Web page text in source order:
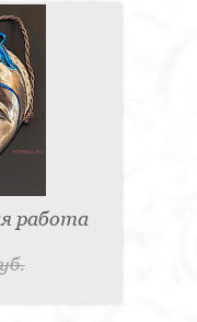
работа